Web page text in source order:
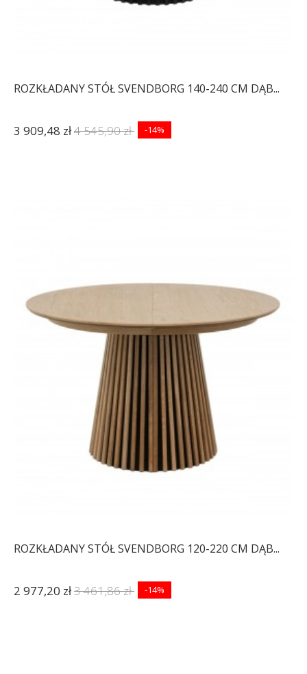
ROZKŁADANY STÓŁ SVENDBORG 140-240 CM DĄB...
3 909,48 zł4 545,90 zł -14%
ROZKŁADANY STÓŁ SVENDBORG 120-220 CM DĄB...
2 977,20 zł3 461,86 zł -14%